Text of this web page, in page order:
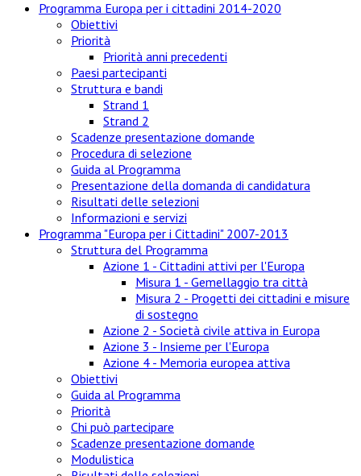
Programma Europa per i cittadini 2014-2020
Obiettivi
Priorità
Priorità anni precedenti
Paesi partecipanti
Struttura e bandi
Strand 1
Strand 2
Scadenze presentazione domande
Procedura di selezione
Guida al Programma
Presentazione della domanda di candidatura
Risultati delle selezioni
Informazioni e servizi
Programma "Europa per i Cittadini" 2007-2013
Struttura del Programma
Azione 1 - Cittadini attivi per l'Europa
Misura 1 - Gemellaggio tra città
Misura 2 - Progetti dei cittadini e misure
di sostegno
Azione 2 - Società civile attiva in Europa
Azione 3 - Insieme per l'Europa
Azione 4 - Memoria europea attiva
Obiettivi
Guida al Programma
Priorità
Chi può partecipare
Scadenze presentazione domande
Modulistica